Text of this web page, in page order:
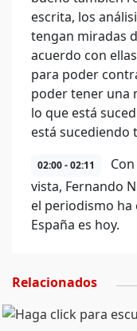
escrita, los
tengan miradas
acuerdo con
para poder
poder tener una
lo que está
está sucediendo
02:00 - 02:11
vista, Fernando
el periodismo
España es hoy.
Relacionados